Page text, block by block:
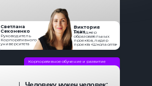
Корпоративное обучение и развитие
Менеджер
образовательных
проектов, лидер
проекта «Школа опта»
Виктория
Ткач
Руководитель
Корпоративного
университета
Светлана
Секоненко